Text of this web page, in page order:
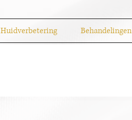
Huidverbetering Behandelingen